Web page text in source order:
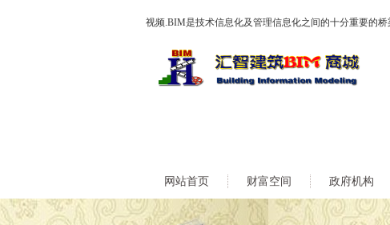
视频.BIM是技术信息化及管理信息化之间的十分重要的
网站首页 财富空间 政府机构